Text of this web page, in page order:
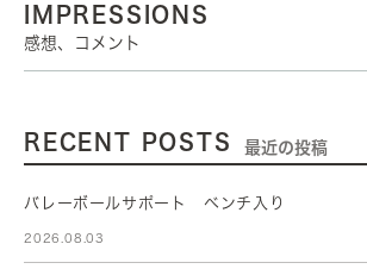
IMPRESSIONS
感想、コメント
RECENT POSTS 最近の投稿
バレーボールサポート ベンチ入り
2026.08.03